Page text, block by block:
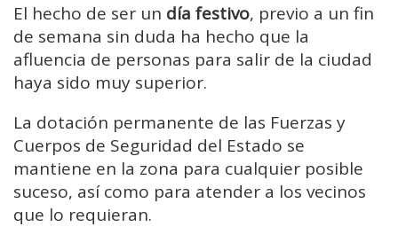
El hecho de ser un día festivo, previo a un fin
de semana sin duda ha hecho que la
afluencia de personas para salir de la ciudad
haya sido muy superior.
La dotación permanente de las Fuerzas y
Cuerpos de Seguridad del Estado se
mantiene en la zona para cualquier posible
suceso, así como para atender a los vecinos
que lo requieran.